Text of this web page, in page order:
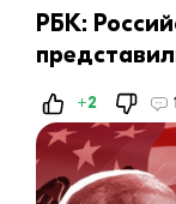
​РБК:
+2 1